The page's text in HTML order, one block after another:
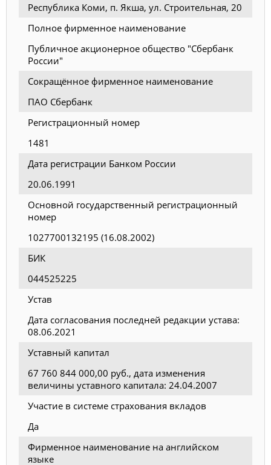
Республика Коми, п. Якша, ул. Строительная, 20
Полное фирменное наименование
Публичное акционерное общество "Сбербанк
России"
Сокращённое фирменное наименование
ПАО Сбербанк
Регистрационный номер
1481
Дата регистрации Банком России
20.06.1991
Основной государственный регистрационный
номер
1027700132195 (16.08.2002)
БИК
044525225
Устав
Дата согласования последней редакции устава:
08.06.2021
Уставный капитал
67 760 844 000,00 руб., дата изменения
величины уставного капитала: 24.04.2007
Участие в системе страхования вкладов
Да
Фирменное наименование на английском
языке